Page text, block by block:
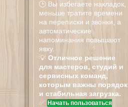
🕒 Вы избегаете накладок,
меньше тратите времени
на переписки и звонки, а
автоматические
напоминания повышают
явку.
💡 Отличное решение
для мастеров, студий и
сервисных команд,
которым важны порядок
и стабильная загрузка.
✅ Начать пользоваться